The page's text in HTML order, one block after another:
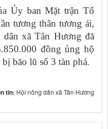
Ủy ban Mặt trận Tổ
tương thân tương ái,
xã Tân Hương đã
đồng ủng hộ
bão lũ số 3 tàn phá.
tin: Hội nông dân xã Tân Hương